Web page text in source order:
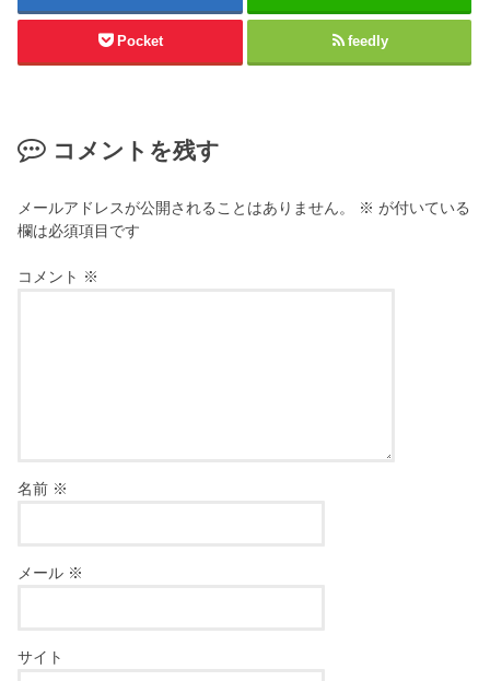
Pocket feedly
コメントを残す
メールアドレスが公開されることはありません。 ※ が付いている
欄は必須項目です
コメント ※
名前 ※
メール ※
サイト